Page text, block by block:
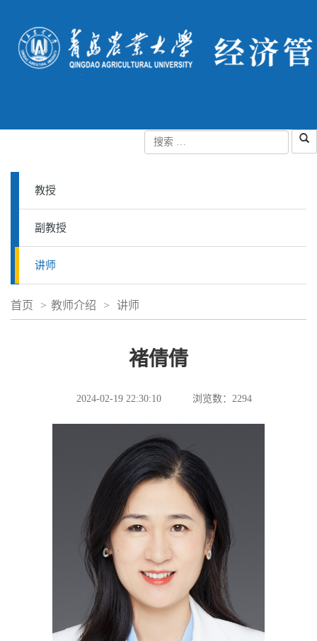
教授
副教授
讲师
首页 > 教师介绍 > 讲师
褚倩倩
2024-02-19 22:30:10 浏览数： 2294